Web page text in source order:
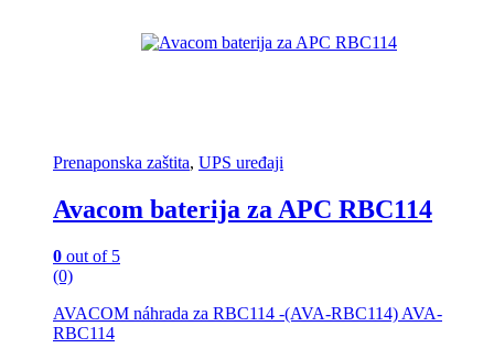
Prenaponska zaštita, UPS uređaji
Avacom baterija za APC RBC114
0 out of 5
(0)
AVACOM náhrada za RBC114 -(AVA-RBC114) AVA-
RBC114